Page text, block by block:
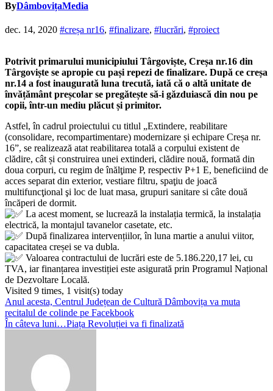
ByDâmbovițaMedia
dec. 14, 2020 #creșa nr16, #finalizare, #lucrări, #proiect
Potrivit primarului municipiului Târgoviște, Creșa nr.16 din
Târgoviște se apropie cu pași repezi de finalizare. După ce creșa
nr.14 a fost inaugurată luna trecută, iată că o altă unitate de
învățământ preșcolar se pregătește să-i găzduiască din nou pe
copii, într-un mediu plăcut și primitor.
Astfel, în cadrul proiectului cu titlul „Extindere, reabilitare
(consolidare, recompartimentare) modernizare și echipare Creșa nr.
16”, se realizează atat reabilitarea totală a corpului existent de
clădire, cât și construirea unei extinderi, clădire nouă, formată din
doua corpuri, cu regim de înălţime P, respectiv P+1 E, beneficiind de
acces separat din exterior, vestiare filtru, spaţiu de joacă
multifuncţional şi loc de luat masa, grupuri sanitare si câte două
încăperi de dormit.
La acest moment, se lucrează la instalația termică, la instalația
electrică, la montajul tavanelor casetate, etc.
După finalizarea intervențiilor, în luna martie a anului viitor,
capacitatea creșei se va dubla.
Valoarea contractului de lucrări este de 5.186.220,17 lei, cu
TVA, iar finanțarea investiției este asigurată prin Programul Național
de Dezvoltare Locală.
Visited 9 times, 1 visit(s) today
Navigare
în
Anul acesta, Centrul Județean de Cultură Dâmbovița va muta
recitalul de colinde pe Facekbook
În câteva luni…Piața Revoluției va fi finalizată